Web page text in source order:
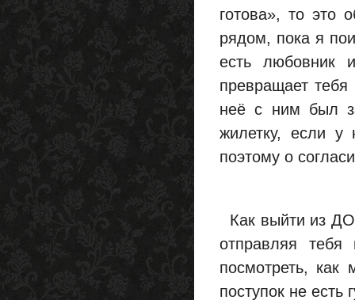
готова», то это
рядом, пока я
есть любовник
превращает тебя
неё с ним был
жилетку, если
поэтому о
Как выйти из
отправляя
посмотреть, как
поступок не есть